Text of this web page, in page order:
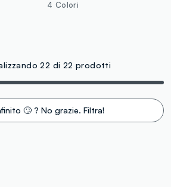
4 Colori
22 di 22 prodotti
🙄 ? No grazie. Filtra!